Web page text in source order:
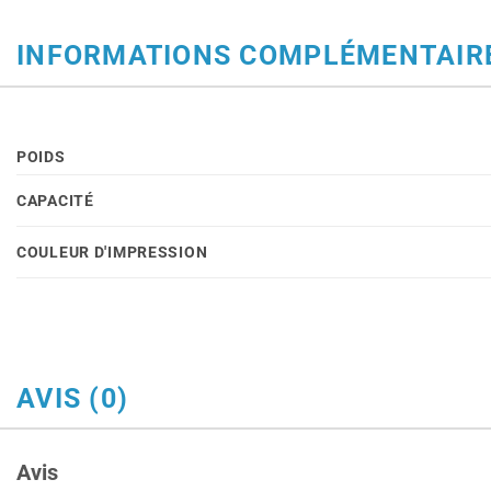
INFORMATIONS
POIDS
CAPACITÉ
COULEUR D'IMPRESSION
AVIS (0)
Avis